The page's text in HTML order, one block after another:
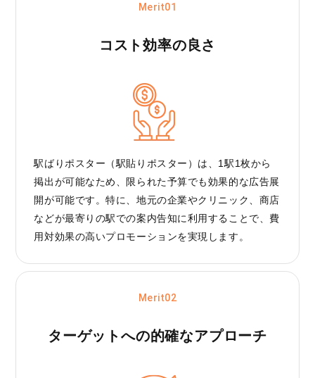
Merit01
コスト効率の良さ
駅ばりポスター（駅貼りポスター）は、1駅1枚から
掲出が可能なため、限られた予算でも効果的な広告展
開が可能です。特に、地元の企業やクリニック、商店
などが最寄りの駅での案内告知に利用することで、費
用対効果の高いプロモーションを実現します。
Merit02
ターゲットへの的確なアプローチ